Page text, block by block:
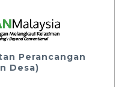
Perancangan
Desa)